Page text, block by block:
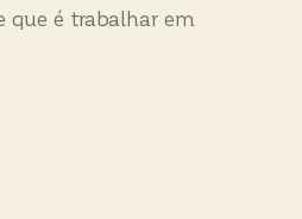
que é trabalhar em